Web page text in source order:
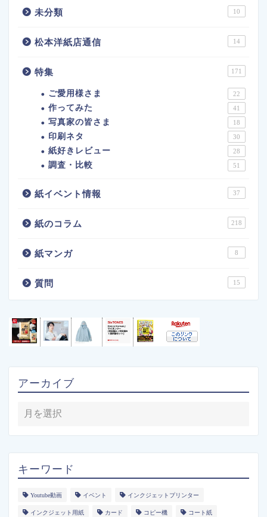
未分類 10
松本洋紙店通信 14
特集 171
ご愛用様さま 22
作ってみた 41
写真家の皆さま 18
印刷ネタ 30
紙好きレビュー 28
調査・比較 51
紙イベント情報 37
紙のコラム 218
紙マンガ 8
質問 15
アーカイブ
キーワード
Youtube動画 イベント インクジェットプリンター
インクジェット用紙 カード コピー機 コート紙